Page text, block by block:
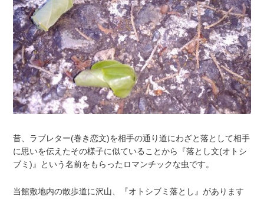
昔、ラブレター(巻き恋文)を相手の通り道にわざと落として相手
に思いを伝えたその様子に似ていることから『落とし文(オトシ
ブミ)』という名前をもらったロマンチックな虫です。
当館敷地内の散歩道に沢山、『オトシブミ落とし』があります